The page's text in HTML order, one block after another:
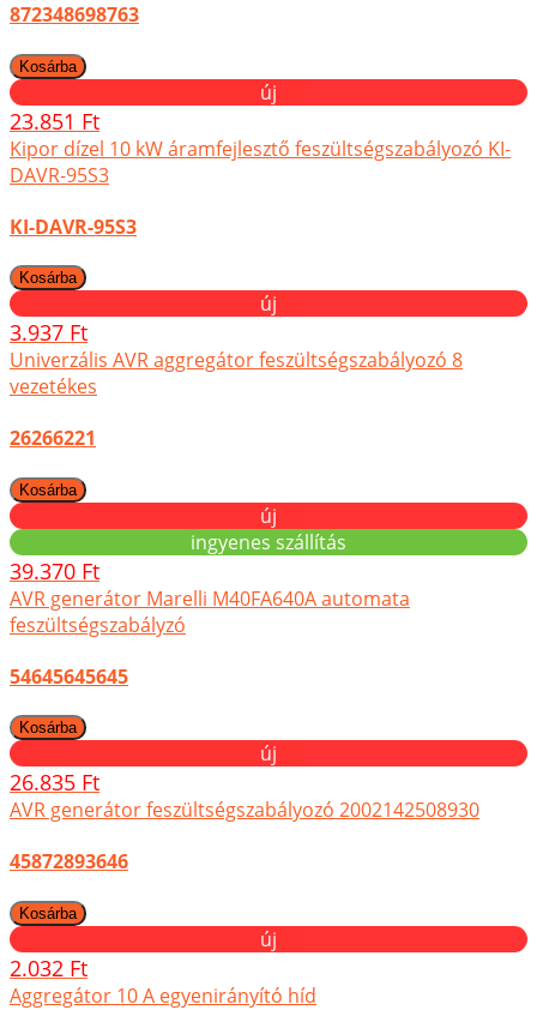
872348698763
új
23.851 Ft
Kipor dízel 10 kW áramfejlesztő feszültségszabályozó KI-
DAVR-95S3
KI-DAVR-95S3
új
3.937 Ft
Univerzális AVR aggregátor feszültségszabályozó 8
vezetékes
26266221
új
ingyenes szállítás
39.370 Ft
AVR generátor Marelli M40FA640A automata
feszültségszabályzó
54645645645
új
26.835 Ft
AVR generátor feszültségszabályozó 2002142508930
45872893646
új
2.032 Ft
Aggregátor 10 A egyenirányító híd